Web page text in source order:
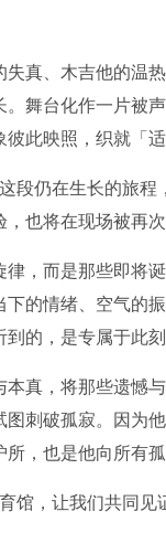
真、木吉他的温
舞台化作一片被
此映照，织就「适
段仍在生长的旅
也将在现场被再次
，而是那些即将
的情绪、空气的
的，是专属于此刻
真，将那些遗憾
刺破孤寂。因为
，也是他向所有
馆，让我们共同